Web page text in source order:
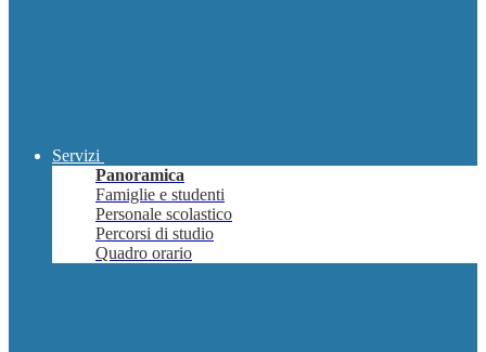
Servizi
Panoramica
Famiglie e studenti
Personale scolastico
Percorsi di studio
Quadro orario